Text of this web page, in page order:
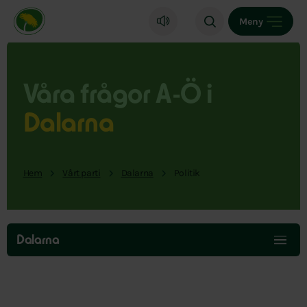
Miljöpartiet de gröna, startsida
Meny
Våra frågor A-Ö i
Dalarna
Hem Vårt parti Dalarna Politik
Hoppa
över
menyn
Dalarna